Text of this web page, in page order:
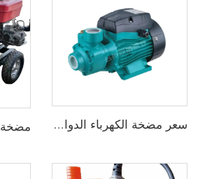
سعر مضخة الكهرباء الدوامة المنزلية سلسلة QB قوة 0.37KW 0.5 حصان مضخة محيطيةQB60